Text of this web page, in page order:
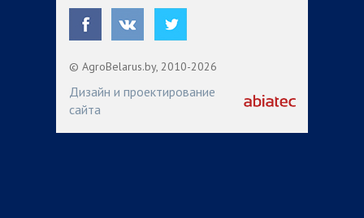
© AgroBelarus.by, 2010-2026
Дизайн и проектирование
сайта